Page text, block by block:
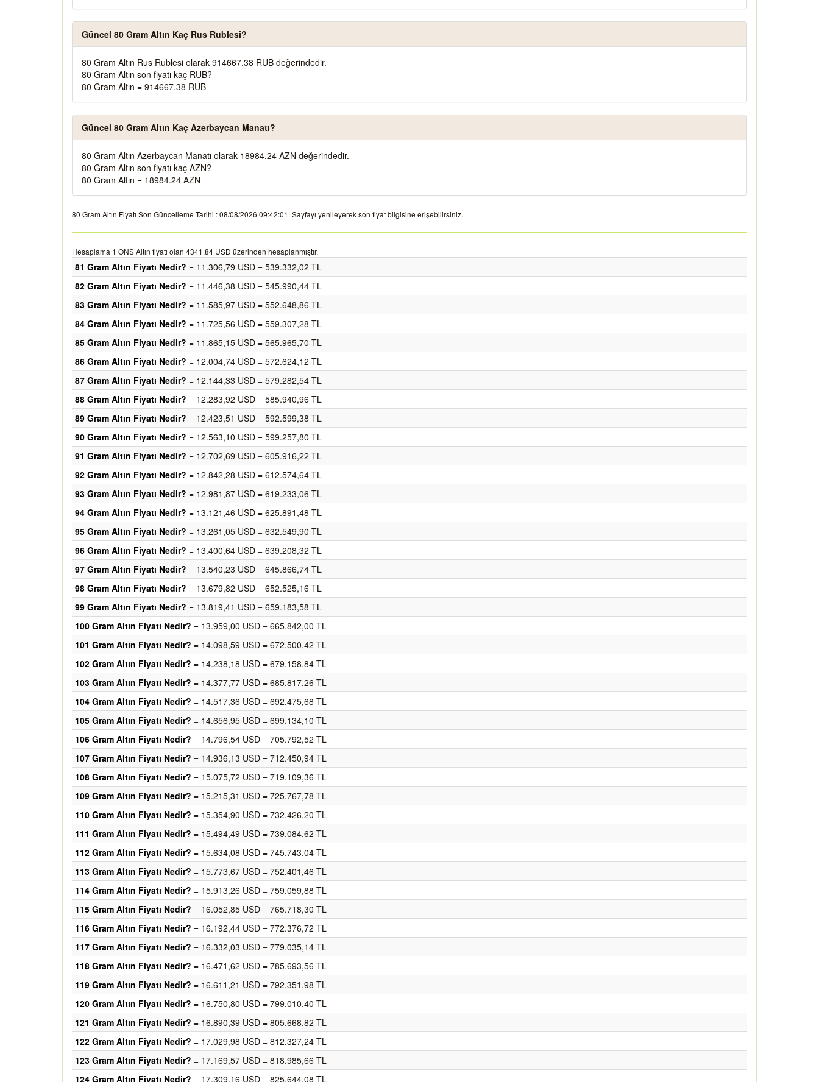
Güncel 80 Gram Altın Kaç Rus Rublesi?
80 Gram Altın Rus Rublesi olarak 914667.38 RUB değerindedir.
80 Gram Altın son fiyatı kaç RUB?
80 Gram Altın = 914667.38 RUB
Güncel 80 Gram Altın Kaç Azerbaycan Manatı?
80 Gram Altın Azerbaycan Manatı olarak 18984.24 AZN değerindedir.
80 Gram Altın son fiyatı kaç AZN?
80 Gram Altın = 18984.24 AZN
80 Gram Altın Fiyatı Son Güncelleme Tarihi : 08/08/2026 09:42:01. Sayfayı yenileyerek son fiyat bilgisine erişebilirsiniz.
Hesaplama 1 ONS Altın fiyatı olan 4341.84 USD üzerinden hesaplanmıştır.
81 Gram Altın Fiyatı Nedir? = 11.306,79 USD = 539.332,02 TL
82 Gram Altın Fiyatı Nedir? = 11.446,38 USD = 545.990,44 TL
83 Gram Altın Fiyatı Nedir? = 11.585,97 USD = 552.648,86 TL
84 Gram Altın Fiyatı Nedir? = 11.725,56 USD = 559.307,28 TL
85 Gram Altın Fiyatı Nedir? = 11.865,15 USD = 565.965,70 TL
86 Gram Altın Fiyatı Nedir? = 12.004,74 USD = 572.624,12 TL
87 Gram Altın Fiyatı Nedir? = 12.144,33 USD = 579.282,54 TL
88 Gram Altın Fiyatı Nedir? = 12.283,92 USD = 585.940,96 TL
89 Gram Altın Fiyatı Nedir? = 12.423,51 USD = 592.599,38 TL
90 Gram Altın Fiyatı Nedir? = 12.563,10 USD = 599.257,80 TL
91 Gram Altın Fiyatı Nedir? = 12.702,69 USD = 605.916,22 TL
92 Gram Altın Fiyatı Nedir? = 12.842,28 USD = 612.574,64 TL
93 Gram Altın Fiyatı Nedir? = 12.981,87 USD = 619.233,06 TL
94 Gram Altın Fiyatı Nedir? = 13.121,46 USD = 625.891,48 TL
95 Gram Altın Fiyatı Nedir? = 13.261,05 USD = 632.549,90 TL
96 Gram Altın Fiyatı Nedir? = 13.400,64 USD = 639.208,32 TL
97 Gram Altın Fiyatı Nedir? = 13.540,23 USD = 645.866,74 TL
98 Gram Altın Fiyatı Nedir? = 13.679,82 USD = 652.525,16 TL
99 Gram Altın Fiyatı Nedir? = 13.819,41 USD = 659.183,58 TL
100 Gram Altın Fiyatı Nedir? = 13.959,00 USD = 665.842,00 TL
101 Gram Altın Fiyatı Nedir? = 14.098,59 USD = 672.500,42 TL
102 Gram Altın Fiyatı Nedir? = 14.238,18 USD = 679.158,84 TL
103 Gram Altın Fiyatı Nedir? = 14.377,77 USD = 685.817,26 TL
104 Gram Altın Fiyatı Nedir? = 14.517,36 USD = 692.475,68 TL
105 Gram Altın Fiyatı Nedir? = 14.656,95 USD = 699.134,10 TL
106 Gram Altın Fiyatı Nedir? = 14.796,54 USD = 705.792,52 TL
107 Gram Altın Fiyatı Nedir? = 14.936,13 USD = 712.450,94 TL
108 Gram Altın Fiyatı Nedir? = 15.075,72 USD = 719.109,36 TL
109 Gram Altın Fiyatı Nedir? = 15.215,31 USD = 725.767,78 TL
110 Gram Altın Fiyatı Nedir? = 15.354,90 USD = 732.426,20 TL
111 Gram Altın Fiyatı Nedir? = 15.494,49 USD = 739.084,62 TL
112 Gram Altın Fiyatı Nedir? = 15.634,08 USD = 745.743,04 TL
113 Gram Altın Fiyatı Nedir? = 15.773,67 USD = 752.401,46 TL
114 Gram Altın Fiyatı Nedir? = 15.913,26 USD = 759.059,88 TL
115 Gram Altın Fiyatı Nedir? = 16.052,85 USD = 765.718,30 TL
116 Gram Altın Fiyatı Nedir? = 16.192,44 USD = 772.376,72 TL
117 Gram Altın Fiyatı Nedir? = 16.332,03 USD = 779.035,14 TL
118 Gram Altın Fiyatı Nedir? = 16.471,62 USD = 785.693,56 TL
119 Gram Altın Fiyatı Nedir? = 16.611,21 USD = 792.351,98 TL
120 Gram Altın Fiyatı Nedir? = 16.750,80 USD = 799.010,40 TL
121 Gram Altın Fiyatı Nedir? = 16.890,39 USD = 805.668,82 TL
122 Gram Altın Fiyatı Nedir? = 17.029,98 USD = 812.327,24 TL
123 Gram Altın Fiyatı Nedir? = 17.169,57 USD = 818.985,66 TL
124 Gram Altın Fiyatı Nedir? = 17.309,16 USD = 825.644,08 TL